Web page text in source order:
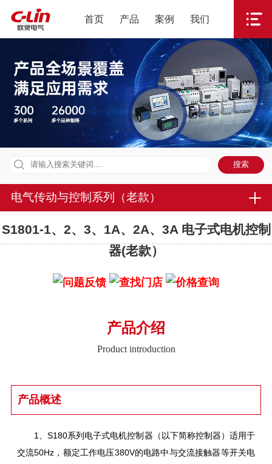
首页 产品 案例 我们
电气传动与控制系列（老款）
S1801-1、2、3、1A、2A、3A 电子式电机控制
器(老款）
产品介绍
Product introduction
产品概述
1、S180系列电子式电机控制器（以下简称控制器）适用于
交流50Hz，额定工作电压380V的电路中与交流接触器等开关电